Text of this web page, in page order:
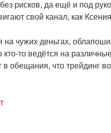
рисков, да ещё и под
свой канал, как
на чужих деньгах,
то ведётся на
обещания, что трейдинг